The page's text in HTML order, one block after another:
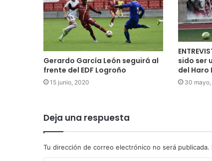
Gerardo García León seguirá al
frente del EDF Logroño
15 junio, 2020
sido ser
del
30
Deja una respuesta
Tu dirección de correo electrónico no será publicada.